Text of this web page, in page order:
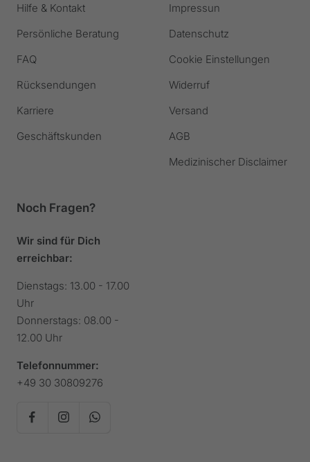
Hilfe & Kontakt
Persönliche Beratung
FAQ
Rücksendungen
Karriere
Geschäftskunden
Impressun
Datenschutz
Cookie Einstellungen
Widerruf
Versand
AGB
Medizinischer Disclaimer
Noch Fragen?
Wir sind für Dich
erreichbar:
Dienstags: 13.00 - 17.00
Uhr
Donnerstags: 08.00 -
12.00 Uhr
Telefonnummer:
+49 30 30809276